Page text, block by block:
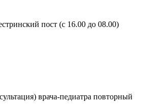
пост (с 16.00 до 08.00)
врача-педиатра повторный